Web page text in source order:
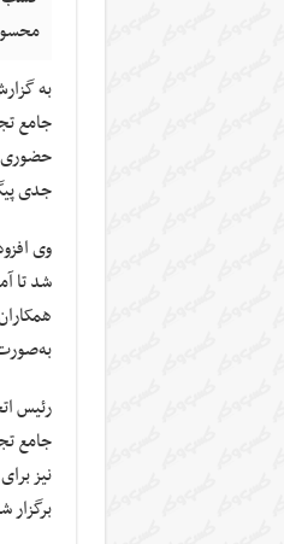
به
جامع
جدی
وی
شد تا
رئیس
جامع
نیز
برگزار